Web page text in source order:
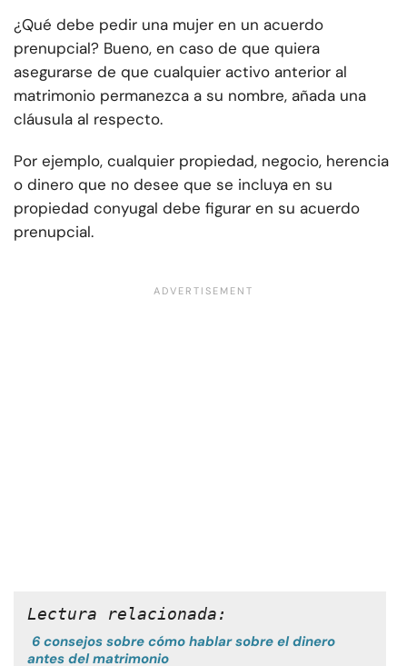
¿Qué debe pedir una mujer en un acuerdo
prenupcial? Bueno, en caso de que quiera
asegurarse de que cualquier activo anterior al
matrimonio permanezca a su nombre, añada una
cláusula al respecto.
Por ejemplo, cualquier propiedad, negocio, herencia
o dinero que no desee que se incluya en su
propiedad conyugal debe figurar en su acuerdo
prenupcial.
Lectura relacionada:
6 consejos sobre cómo hablar sobre el dinero
antes del matrimonio